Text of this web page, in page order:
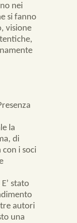
nei
si fanno
visione
la
di
con i soci
stato
autori
una